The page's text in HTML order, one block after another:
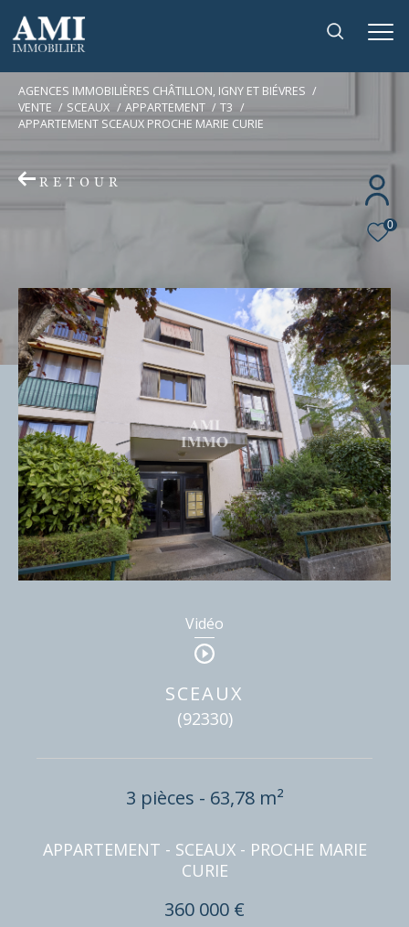
0
AGENCES IMMOBILIÈRES CHÂTILLON, IGNY ET BIÉVRES
VENTE
SCEAUX APPARTEMENT
T3
APPARTEMENT SCEAUX PROCHE MARIE CURIE
RETOUR
Vidéo
SCEAUX
(92330)
3 pièces - 63,78 m²
APPARTEMENT - SCEAUX - PROCHE MARIE
CURIE
360 000 €